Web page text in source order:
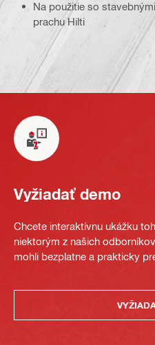
Na použitie so
prachu Hilti
Vyžiadať demo
Chcete interaktívnu ukážku
niektorým z našich
mohli bezplatne a prakticky